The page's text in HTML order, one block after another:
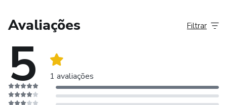
Avaliações
5 1 avaliações
Filtrar